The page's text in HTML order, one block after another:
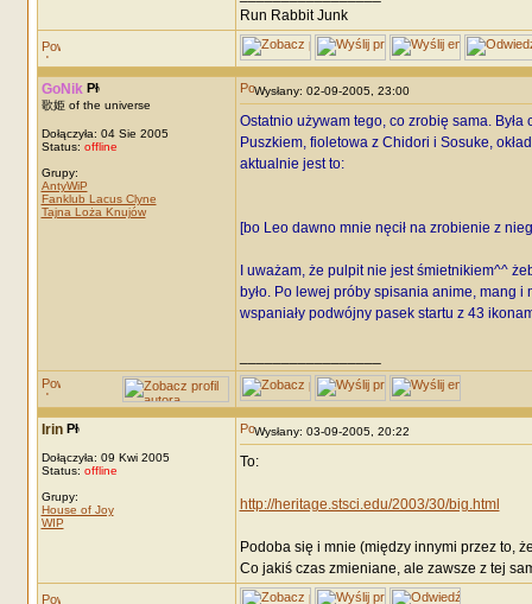
Run Rabbit Junk
GoNik
歌姫 of the universe
Dołączyła: 04 Sie 2005
Status: offline
Grupy:
AntyWiP
Fanklub Lacus Clyne
Tajna Loża Knujów
Wysłany: 02-09-2005, 23:00
Ostatnio używam tego, co zrobię sama.
Puszkiem, fioletowa z Chidori i Sosuke,
aktualnie jest to:
[bo Leo dawno mnie nęcił na zrobienie z
I uważam, że pulpit nie jest śmietnikiem^^
było. Po lewej próby spisania anime, mang
wspaniały podwójny pasek startu z 43
Irin
Dołączyła: 09 Kwi 2005
Status: offline
Grupy:
House of Joy
WIP
Wysłany: 03-09-2005, 20:22
To:
http://heritage.stsci.edu/2003/30/big.html
Podoba się i mnie (między innymi przez to,
Co jakiś czas zmieniane, ale zawsze z tej